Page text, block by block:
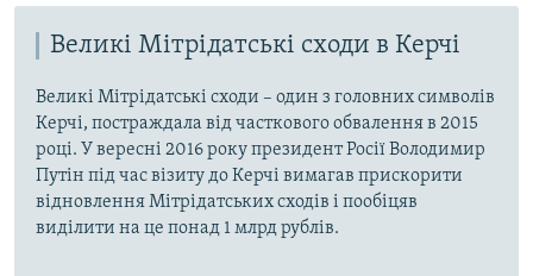
Великі Мітрідатські сходи в Керчі
Великі Мітрідатські сходи – один з головних символів
Керчі, постраждала від часткового обвалення в 2015
році. У вересні 2016 року президент Росії Володимир
Путін під час візиту до Керчі вимагав прискорити
відновлення Мітрідатських сходів і пообіцяв
виділити на це понад 1 млрд рублів.